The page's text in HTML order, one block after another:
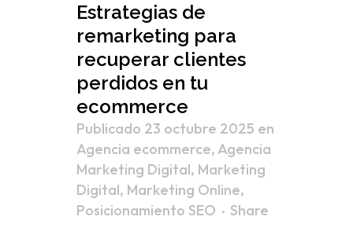
Estrategias de
remarketing para
recuperar clientes
perdidos en tu
ecommerce
Publicado 23 octubre 2025 en
Agencia ecommerce, Agencia
Marketing Digital, Marketing
Digital, Marketing Online,
Posicionamiento SEO
Share